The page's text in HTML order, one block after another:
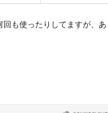
も使ったりしてますが、あ